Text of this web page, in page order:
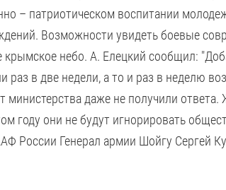
патриотическом воспитании
Возможности увидеть боевые
небо. А. Елецкий сообщил:
в две недели, а то и раз в неделю
даже не получили
году они не будут игнорировать
России Генерал армии Шойгу Сергей